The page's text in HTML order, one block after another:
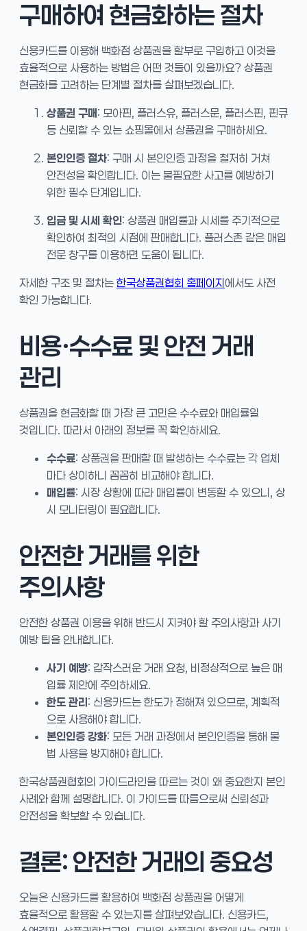
구매하여 현금화하는 절차
신용카드를 이용해 백화점 상품권을 할부로 구입하고 이것을
효율적으로 사용하는 방법은 어떤 것들이 있을까요? 상품권
현금화를 고려하는 단계별 절차를 살펴보겠습니다.
상품권 구매: 모아핀, 플러스유, 플러스문, 플러스핀, 핀큐
등 신뢰할 수 있는 쇼핑몰에서 상품권을 구매하세요.
본인인증 절차: 구매 시 본인인증 과정을 철저히 거쳐
안전성을 확인합니다. 이는 불필요한 사고를 예방하기
위한 필수 단계입니다.
입금 및 시세 확인: 상품권 매입률과 시세를 주기적으로
확인하여 최적의 시점에 판매합니다. 플러스존 같은 매입
전문 창구를 이용하면 도움이 됩니다.
자세한 구조 및 절차는 한국상품권협회 홈페이지에서도 사전
확인 가능합니다.
비용·수수료 및 안전 거래
관리
상품권을 현금화할 때 가장 큰 고민은 수수료와 매입률일
것입니다. 따라서 아래의 정보를 꼭 확인하세요.
수수료: 상품권을 판매할 때 발생하는 수수료는 각 업체
마다 상이하니 꼼꼼히 비교해야 합니다.
매입률: 시장 상황에 따라 매입률이 변동할 수 있으니, 상
시 모니터링이 필요합니다.
안전한 거래를 위한
주의사항
안전한 상품권 이용을 위해 반드시 지켜야 할 주의사항과 사기
예방 팁을 안내합니다.
사기 예방: 갑작스러운 거래 요청, 비정상적으로 높은 매
입률 제안에 주의하세요.
한도 관리: 신용카드는 한도가 정해져 있으므로, 계획적
으로 사용해야 합니다.
본인인증 강화: 모든 거래 과정에서 본인인증을 통해 불
법 사용을 방지해야 합니다.
한국상품권협회의 가이드라인을 따르는 것이 왜 중요한지 본인
사례와 함께 설명합니다. 이 가이드를 따름으로써 신뢰성과
안전성을 확보할 수 있습니다.
결론: 안전한 거래의 중요성
오늘은 신용카드를 활용하여 백화점 상품권을 어떻게
효율적으로 활용할 수 있는지를 살펴보았습니다. 신용카드,